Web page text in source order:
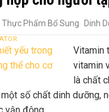
Thực Phẩm Bổ Sung Dinh
Vitamin
vitamin
là chất
số chất dinh dưỡng,